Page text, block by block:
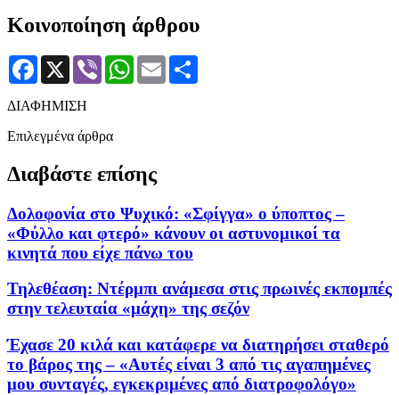
Κοινοποίηση άρθρου
Facebook
X Viber WhatsApp
Email
ΔΙΑΦΗΜΙΣΗ
Επιλεγμένα άρθρα
Διαβάστε επίσης
Δολοφονία στο Ψυχικό: «Σφίγγα» ο ύποπτος –
«Φύλλο και φτερό» κάνουν οι αστυνομικοί τα
κινητά που είχε πάνω του
Τηλεθέαση: Ντέρμπι ανάμεσα στις πρωινές εκπομπές
στην τελευταία «μάχη» της σεζόν
Έχασε 20 κιλά και κατάφερε να διατηρήσει σταθερό
το βάρος της – «Αυτές είναι 3 από τις αγαπημένες
μου συνταγές, εγκεκριμένες από διατροφολόγο»